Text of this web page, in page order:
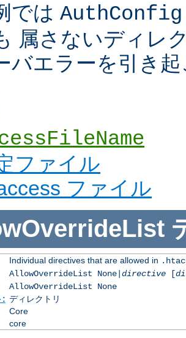
では AuthConfig
属さないディレ
バエラーを引き
ファイル
ファイル
Individual directives that are allowed in
AllowOverrideList None| directive[
AllowOverrideList None
: ディレクトリ
Core
core